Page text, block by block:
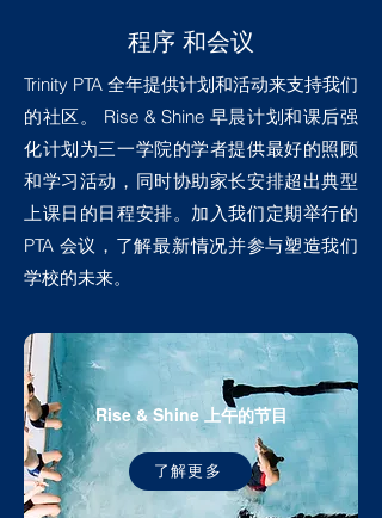
程序 和会议
Trinity PTA 全年提供计划和活动来支持我们
的社区。 Rise & Shine 早晨计划和课后强
化计划为三一学院的学者提供最好的照顾
和学习活动，同时协助家长安排超出典型
上课日的日程安排。加入我们定期举行的
PTA 会议，了解最新情况并参与塑造我们
学校的未来。​
Rise & Shine 上午的节目
了解更多